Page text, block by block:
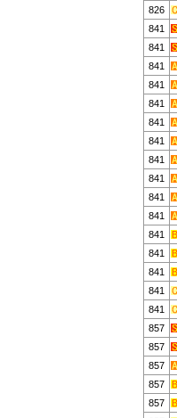
826
841
841
841
841
841
841
841
841
841
841
841
841
841
841
841
841
857
857
857
857
857